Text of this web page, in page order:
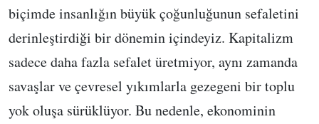
biçimde insanlığın büyük çoğunluğunun sefaletini
derinleştirdiği bir dönemin içindeyiz. Kapitalizm
sadece daha fazla sefalet üretmiyor, aynı zamanda
savaşlar ve çevresel yıkımlarla gezegeni bir toplu
yok oluşa sürüklüyor. Bu nedenle, ekonominin